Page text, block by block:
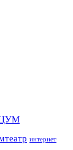
интернет